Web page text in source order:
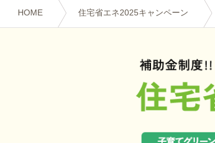
HOME 住宅省エネ2025キャンペーン